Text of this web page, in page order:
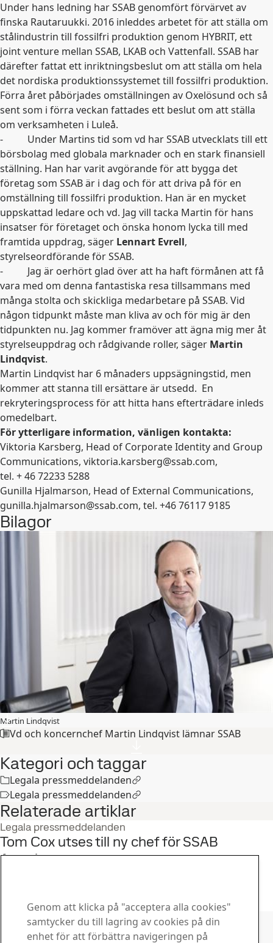
Under hans ledning har SSAB genomfört förvärvet av
finska Rautaruukki. 2016 inleddes arbetet för att ställa om
stålindustrin till fossilfri produktion genom HYBRIT, ett
joint venture mellan SSAB, LKAB och Vattenfall. SSAB har
därefter fattat ett inriktningsbeslut om att ställa om hela
det nordiska produktionssystemet till fossilfri produktion.
Förra året påbörjades omställningen av Oxelösund och så
sent som i förra veckan fattades ett beslut om att ställa
om verksamheten i Luleå.
-
Under Martins tid som vd har SSAB utvecklats till ett
börsbolag med globala marknader och en stark finansiell
ställning. Han har varit avgörande för att bygga det
företag som SSAB är i dag och för att driva på för en
omställning till fossilfri produktion. Han är en mycket
uppskattad ledare och vd. Jag vill tacka Martin för hans
insatser för företaget och önska honom lycka till med
framtida uppdrag, säger Lennart Evrell,
styrelseordförande för SSAB.
-
Jag är oerhört glad över att ha haft förmånen att få
vara med om denna fantastiska resa tillsammans med
många stolta och skickliga medarbetare på SSAB. Vid
någon tidpunkt måste man kliva av och för mig är den
tidpunkten nu. Jag kommer framöver att ägna mig mer åt
styrelseuppdrag och rådgivande roller, säger Martin
Lindqvist.
Martin Lindqvist har 6 månaders uppsägningstid, men
kommer att stanna till ersättare är utsedd. En
rekryteringsprocess för att hitta hans efterträdare inleds
omedelbart.
För ytterligare information, vänligen kontakta:
Viktoria Karsberg, Head of Corporate Identity and Group
Communications, viktoria.karsberg@ssab.com,
tel. + 46 72233 5288
Gunilla Hjalmarson, Head of External Communications,
gunilla.hjalmarson@ssab.com, tel. +46 76117 9185
Bilagor
Martin Lindqvist
Vd och koncernchef Martin Lindqvist lämnar SSAB
Kategori och taggar
Legala pressmeddelanden
Legala pressmeddelanden
Relaterade artiklar
Legala pressmeddelanden
Tom Cox utses till ny chef för SSAB
Americas
Kontakta SSAB
Genom att klicka på "acceptera alla cookies"
samtycker du till lagring av cookies på din
enhet för att förbättra navigeringen på